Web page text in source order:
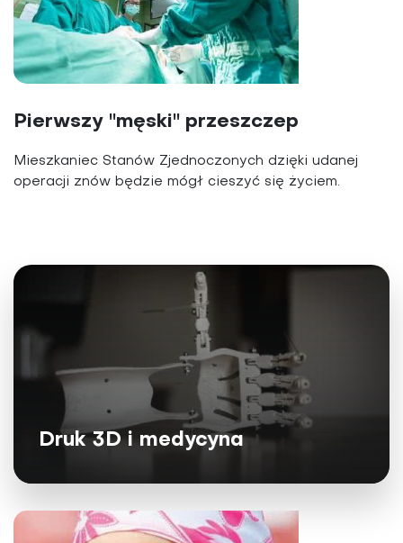
Pierwszy "męski" przeszczep
Mieszkaniec Stanów Zjednoczonych dzięki udanej
operacji znów będzie mógł cieszyć się życiem.
Druk 3D i medycyna